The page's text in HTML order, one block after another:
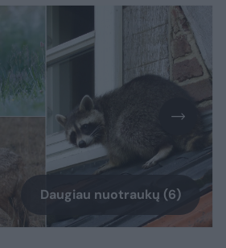
Daugiau nuotraukų (6)